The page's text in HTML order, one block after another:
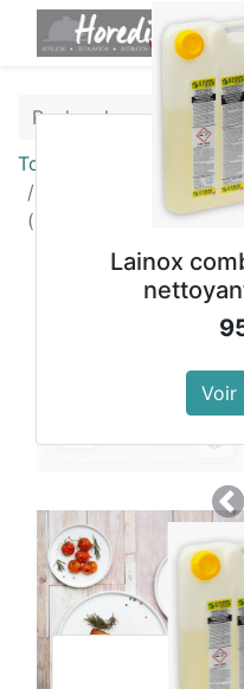
Tous les produits
Assiettes plates
(lot de 4)
Lainox
Voir